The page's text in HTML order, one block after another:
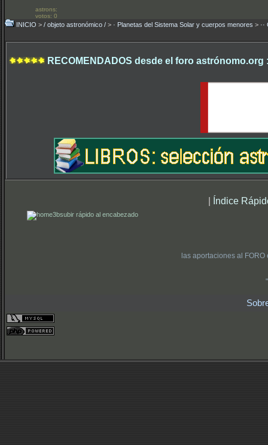
astrons:
votos: 0
INICIO > / objeto astronómico / > · Planetas del Sistema Solar y cuerpos menores >
RECOMENDADOS desde el foro astrónomo.org
| Índice
subir rápido al encabezado
las aportaciones al